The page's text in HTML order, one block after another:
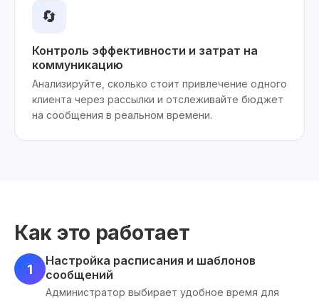
🔄
Контроль эффективности и затрат на
коммуникацию
Анализируйте, сколько стоит привлечение одного
клиента через рассылки и отслеживайте бюджет
на сообщения в реальном времени.
Как это работает
1
Настройка расписания и шаблонов
сообщений
Администратор выбирает удобное время для